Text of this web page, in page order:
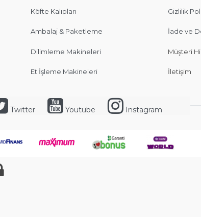
Köfte Kalıpları
Ambalaj & Paketleme
Dilimleme Makineleri
Et İşleme Makineleri
Gizlilik
İade ve
Müşteri
İletişim
Twitter Youtube Instagram